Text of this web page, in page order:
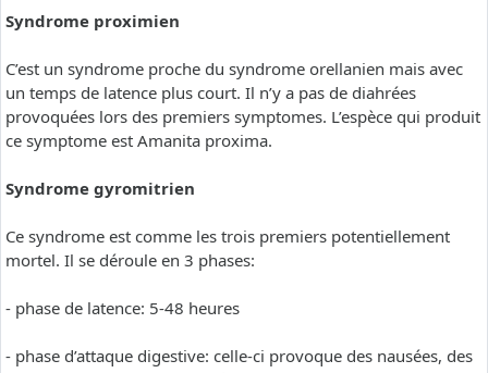
Syndrome proximien
C’est un syndrome proche du syndrome orellanien mais avec
un temps de latence plus court. Il n’y a pas de diahrées
provoquées lors des premiers symptomes. L’espèce qui produit
ce symptome est Amanita proxima.
Syndrome gyromitrien
Ce syndrome est comme les trois premiers potentiellement
mortel. Il se déroule en 3 phases:
- phase de latence: 5-48 heures
- phase d’attaque digestive: celle-ci provoque des nausées, des